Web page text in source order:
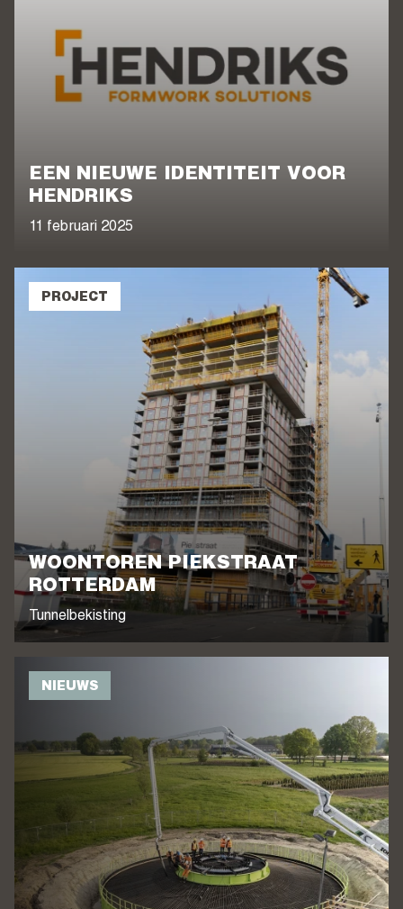
EEN NIEUWE IDENTITEIT VOOR
HENDRIKS
11 februari 2025
PROJECT
WOONTOREN PIEKSTRAAT
ROTTERDAM
Tunnelbekisting
NIEUWS